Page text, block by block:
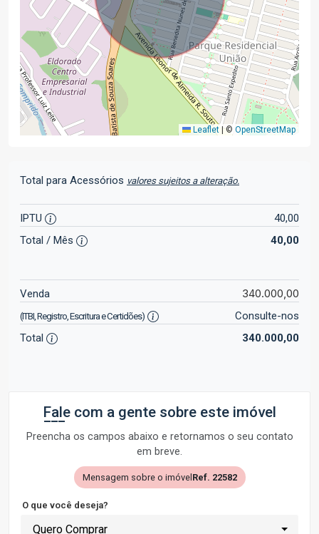
Leaflet |© OpenStreetMap
Total para Acessórios valores sujeitos a alteração.
IPTU
40,00
Total / Mês
40,00
Venda 340.000,00
(ITBI, Registro, Escritura e Certidões)
Consulte-nos
Total
340.000,00
Fale com a gente sobre este imóvel
Preencha os campos abaixo e retornamos o seu contato
em breve.
Mensagem sobre o imóvel Ref. 22582
O que você deseja?
Quero Comprar